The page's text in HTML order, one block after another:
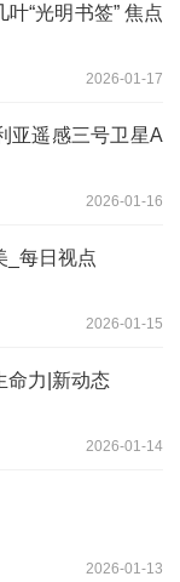
“光明书签” 焦点
2026-01-17
亚遥感三号卫星A
2026-01-16
_每日视点
2026-01-15
命力|新动态
2026-01-14
2026-01-13